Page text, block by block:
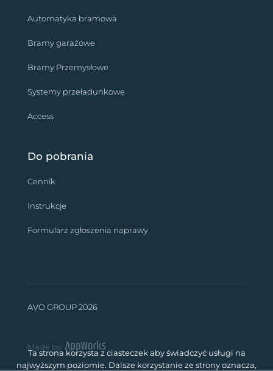
Automatyka bramowa
Bramy garażowe
Bramy Przemysłowe
Systemy przeładunkowe
Access
Do pobrania
Cennik
Instrukcje
Formularz zgłoszenia naprawy
AVO GROUP 2026
Made by
Ta strona korzysta z ciasteczek aby świadczyć usługi na
najwyższym poziomie. Dalsze korzystanie ze strony oznacza,